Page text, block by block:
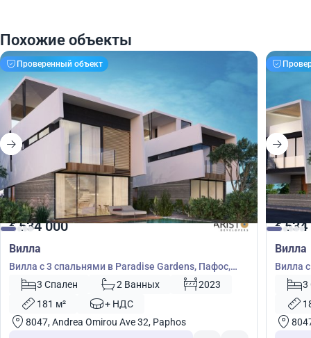
Похожие объекты
Проверенный объект
€534 000
Вилла
Вилла с 3 спальнями в Paradise Gardens, Пафос,
Кипр № 4524
3 Спален 2 Ванных
2023
181 м²
+ НДС
8047, Andrea Omirou Ave 32, Paphos
€534
Вилла
Вилла
Кипр3